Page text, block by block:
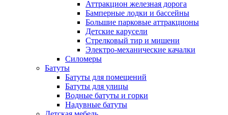
Аттракцион железная дорога
Бамперные лодки и бассейны
Большие парковые аттракционы
Детские карусели
Стрелковый тир и мишени
Электро-механические качалки
Силомеры
Батуты
Батуты для помещений
Батуты для улицы
Водные батуты и горки
Надувные батуты